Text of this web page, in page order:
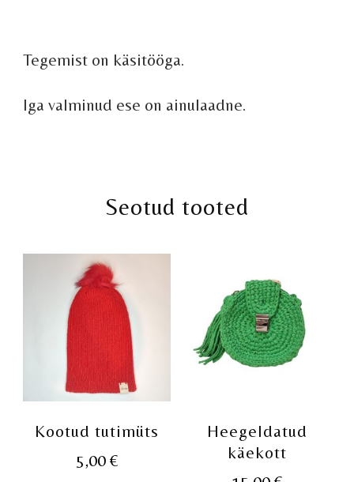
Tegemist on käsitööga.
Iga valminud ese on ainulaadne.
Seotud tooted
Kootud tutimüts
5,00 €
Heegeldatud
käekott